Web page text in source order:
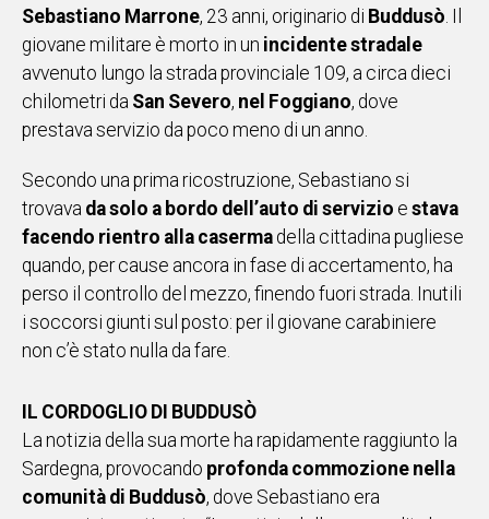
IN
ITALIA
NEL
MONDO
SPORT
STORIE
VIDEO
Vai
AL CANALE
WHATSAPP
Sebastiano Marrone, 23 anni, originario di Buddusò. Il
giovane militare è morto in un incidente stradale
avvenuto lungo la strada provinciale 109, a circa dieci
chilometri da San Severo, nel Foggiano, dove
prestava servizio da poco meno di un anno.
Secondo una prima ricostruzione, Sebastiano si
trovava da solo a bordo dell’auto di servizio e stava
facendo rientro alla caserma della cittadina pugliese
quando, per cause ancora in fase di accertamento, ha
perso il controllo del mezzo, finendo fuori strada. Inutili
i soccorsi giunti sul posto: per il giovane carabiniere
non c’è stato nulla da fare.
IL CORDOGLIO DI BUDDUSÒ
La notizia della sua morte ha rapidamente raggiunto la
Sardegna, provocando profonda commozione nella
comunità di Buddusò, dove Sebastiano era